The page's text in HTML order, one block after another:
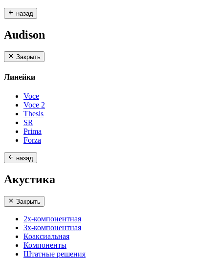
назад
Audison
Закрыть
Линейки
Voce
Voce 2
Thesis
SR
Prima
Forza
назад
Акустика
Закрыть
2х-компонентная
3х-компонентная
Коаксиальная
Компоненты
Штатные решения